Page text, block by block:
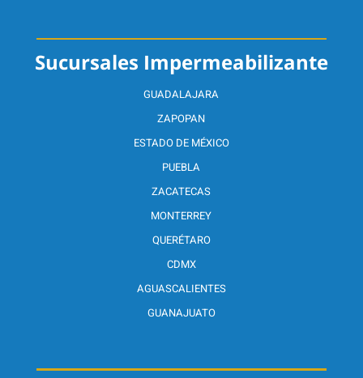
Sucursales Impermeabilizante
GUADALAJARA
ZAPOPAN
ESTADO DE MÉXICO
PUEBLA
ZACATECAS
MONTERREY
QUERÉTARO
CDMX
AGUASCALIENTES
GUANAJUATO